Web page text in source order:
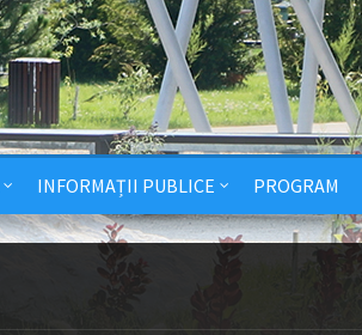
INFORMAȚII PUBLICE PROGRAM